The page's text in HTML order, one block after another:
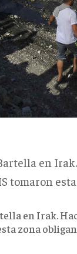
en
tomaron
en Irak.
zona